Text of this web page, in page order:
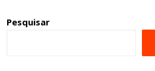
Pesquisar